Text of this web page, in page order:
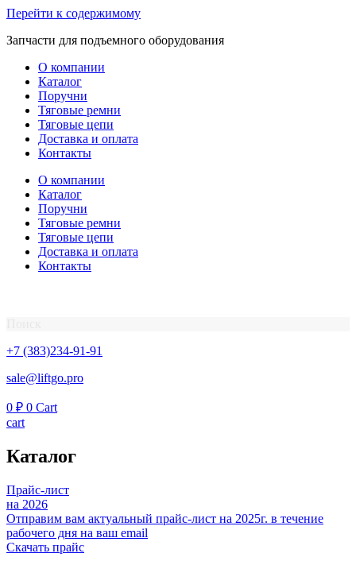
Перейти к содержимому
Запчасти для подъемного оборудования
О компании
Каталог
Поручни
Тяговые ремни
Тяговые цепи
Доставка и оплата
Контакты
О компании
Каталог
Поручни
Тяговые ремни
Тяговые цепи
Доставка и оплата
Контакты
+7 (383)234-91-91
sale@liftgo.pro
0 ₽ 0 Cart
cart
Каталог
Прайс-лист
на 2026
Отправим вам актуальный прайс-лист на 2025г. в течение
рабочего дня на ваш email
Скачать прайс